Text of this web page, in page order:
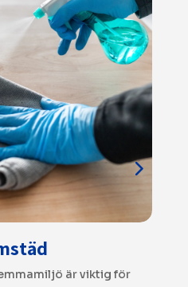
stressig utan att